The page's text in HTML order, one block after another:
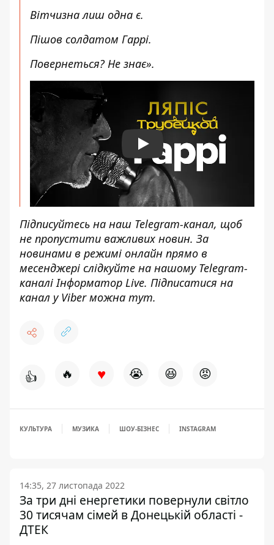
Вітчизна лиш одна є.
Пішов солдатом Гаррі.
Повернеться? Не знає».
Play
Підписуйтесь на наш Telegram-канал, щоб
не пропустити важливих новин. За
новинами в режимі онлайн прямо в
месенджері слідкуйте на нашому Telegram-
каналіІнформатор Live. Підписатися на
канал у Viber можна тут.
👍 🔥 ♥ 😭 😆 😡
КУЛЬТУРА МУЗИКА ШОУ-БІЗНЕС INSTAGRAM
14:35, 27 листопада 2022
За три дні енергетики повернули світло
30 тисячам сімей в Донецькій області -
ДТЕК